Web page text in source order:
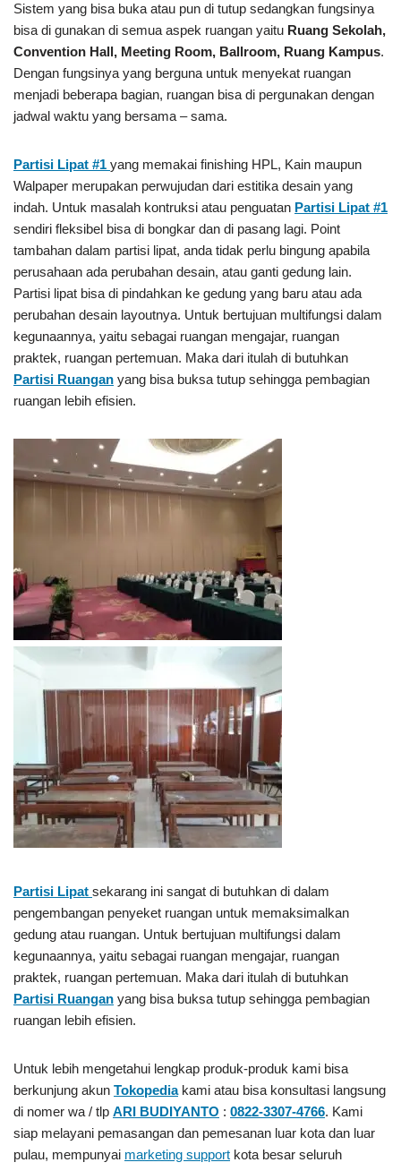
Sistem yang bisa buka atau pun di tutup sedangkan fungsinya
bisa di gunakan di semua aspek ruangan yaitu Ruang Sekolah,
Convention Hall, Meeting Room, Ballroom, Ruang Kampus.
Dengan fungsinya yang berguna untuk menyekat ruangan
menjadi beberapa bagian, ruangan bisa di pergunakan dengan
jadwal waktu yang bersama – sama.
Partisi Lipat #1 yang memakai finishing HPL, Kain maupun
Walpaper merupakan perwujudan dari estitika desain yang
indah. Untuk masalah kontruksi atau penguatan Partisi Lipat #1
sendiri fleksibel bisa di bongkar dan di pasang lagi. Point
tambahan dalam partisi lipat, anda tidak perlu bingung apabila
perusahaan ada perubahan desain, atau ganti gedung lain.
Partisi lipat bisa di pindahkan ke gedung yang baru atau ada
perubahan desain layoutnya. Untuk bertujuan multifungsi dalam
kegunaannya, yaitu sebagai ruangan mengajar, ruangan
praktek, ruangan pertemuan. Maka dari itulah di butuhkan
Partisi Ruangan yang bisa buksa tutup sehingga pembagian
ruangan lebih efisien.
Partisi Lipat sekarang ini sangat di butuhkan di dalam
pengembangan penyeket ruangan untuk memaksimalkan
gedung atau ruangan. Untuk bertujuan multifungsi dalam
kegunaannya, yaitu sebagai ruangan mengajar, ruangan
praktek, ruangan pertemuan. Maka dari itulah di butuhkan
Partisi Ruangan yang bisa buksa tutup sehingga pembagian
ruangan lebih efisien.
Untuk lebih mengetahui lengkap produk-produk kami bisa
berkunjung akun Tokopediakami atau bisa konsultasi langsung
di nomer wa / tlp ARI BUDIYANTO : 0822-3307-4766. Kami
siap melayani pemasangan dan pemesanan luar kota dan luar
pulau, mempunyai marketing support kota besar seluruh